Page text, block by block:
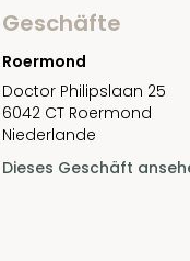
Geschäfte
Roermond
Doctor Philipslaan 25
6042 CT Roermond
Niederlande
Dieses Geschäft